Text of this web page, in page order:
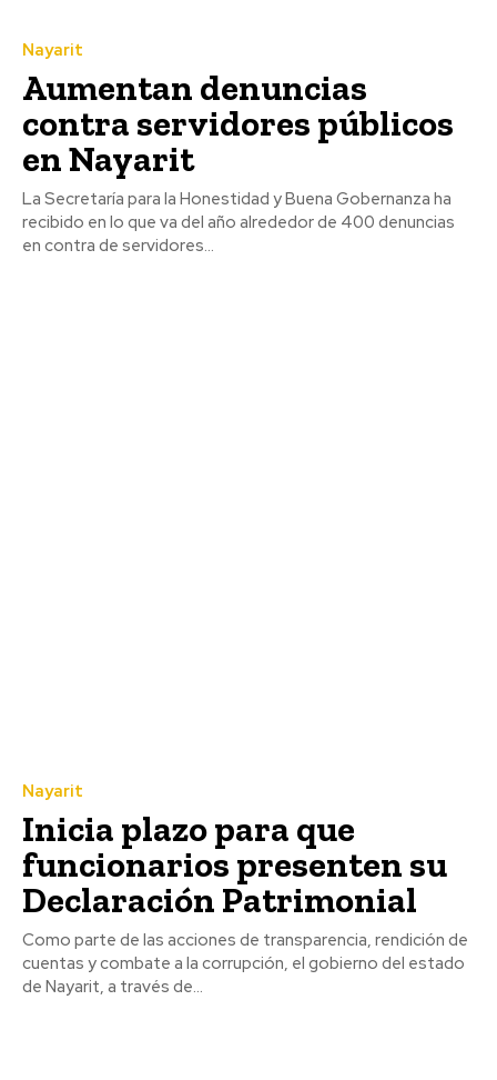
Nayarit
Aumentan denuncias
contra servidores públicos
en Nayarit
La Secretaría para la Honestidad y Buena Gobernanza ha
recibido en lo que va del año alrededor de 400 denuncias
en contra de servidores...
Nayarit
Inicia plazo para que
funcionarios presenten su
Declaración Patrimonial
Como parte de las acciones de transparencia, rendición de
cuentas y combate a la corrupción, el gobierno del estado
de Nayarit, a través de...